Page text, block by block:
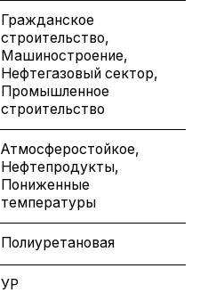
Гражданское
строительство,
Машиностроение,
Нефтегазовый сектор,
Промышленное
строительство
Атмосферостойкое,
Нефтепродукты,
Пониженные
температуры
Полиуретановая
УР